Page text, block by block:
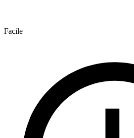
Facile